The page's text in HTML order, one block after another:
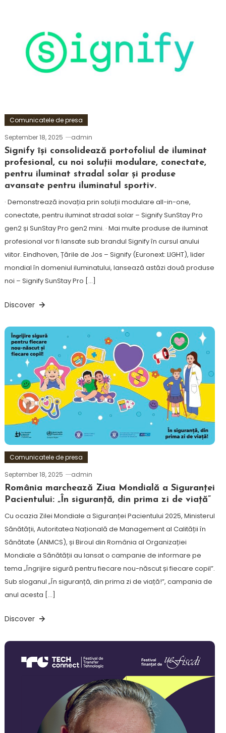
Comunicatele de presa
September 18, 2025
admin
Signify își consolidează portofoliul de iluminat
profesional, cu noi soluții modulare, conectate,
pentru iluminat stradal solar și produse
avansate pentru iluminatul sportiv.
· Demonstrează inovația prin soluții modulare all-in-one,
conectate, pentru iluminat stradal solar – Signify SunStay Pro
gen2 și SunStay Pro gen2 mini. · Mai multe produse de iluminat
profesional vor fi lansate sub brandul Signify în cursul anului
viitor. Eindhoven, Țările de Jos – Signify (Euronext: LIGHT), lider
mondial în domeniul iluminatului, lansează astăzi două produse
noi – Signify SunStay Pro […]
Discover
Comunicatele de presa
September 18, 2025
admin
România marchează Ziua Mondială a Siguranței
Pacientului: „În siguranță, din prima zi de viață”
Cu ocazia Zilei Mondiale a Siguranței Pacientului 2025, Ministerul
Sănătății, Autoritatea Națională de Management al Calității în
Sănătate (ANMCS), și Biroul din România al Organizației
Mondiale a Sănătății au lansat o campanie de informare pe
tema „Îngrijire sigură pentru fiecare nou-născut și fiecare copil”.
Sub sloganul „În siguranță, din prima zi de viață!”, campania de
anul acesta […]
Discover